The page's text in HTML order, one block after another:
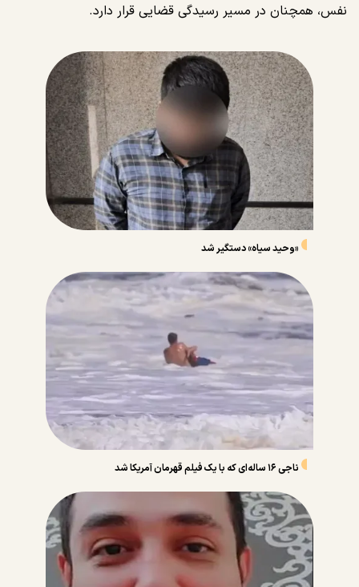
نفس، همچنان در مسیر رسیدگی قضایی قرار دارد.
«وحید سیاه» دستگیر شد
ناجی ۱۶ ساله‌ای که با یک فیلم قهرمان آمریکا شد